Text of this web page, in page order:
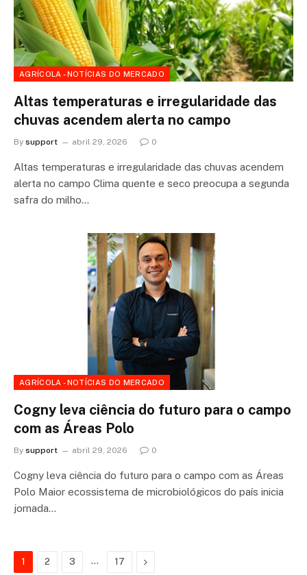
AGRÍCOLA - NOTÍCIAS DO MERCADO
Altas temperaturas e irregularidade das
chuvas acendem alerta no campo
By support abril 29, 2026 0
Altas temperaturas e irregularidade das chuvas acendem
alerta no campo Clima quente e seco preocupa a segunda
safra do milho…
AGRÍCOLA - NOTÍCIAS DO MERCADO
Cogny leva ciência do futuro para o campo
com as Áreas Polo
By support abril 29, 2026 0
Cogny leva ciência do futuro para o campo com as Áreas
Polo Maior ecossistema de microbiológicos do país inicia
jornada…
1 2 3 … 17 Next